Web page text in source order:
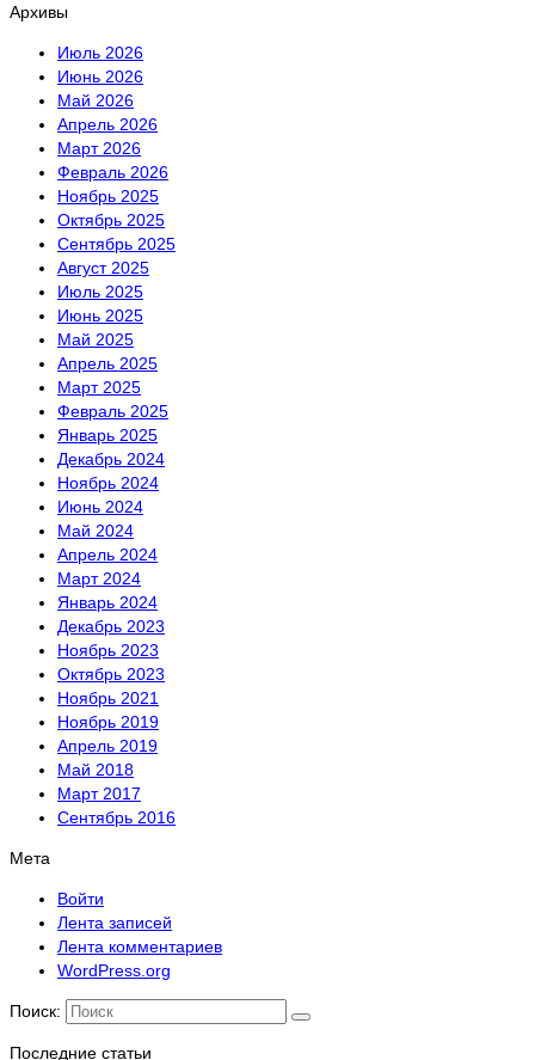
Архивы
Июль 2026
Июнь 2026
Май 2026
Апрель 2026
Март 2026
Февраль 2026
Ноябрь 2025
Октябрь 2025
Сентябрь 2025
Август 2025
Июль 2025
Июнь 2025
Май 2025
Апрель 2025
Март 2025
Февраль 2025
Январь 2025
Декабрь 2024
Ноябрь 2024
Июнь 2024
Май 2024
Апрель 2024
Март 2024
Январь 2024
Декабрь 2023
Ноябрь 2023
Октябрь 2023
Ноябрь 2021
Ноябрь 2019
Апрель 2019
Май 2018
Март 2017
Сентябрь 2016
Мета
Войти
Лента записей
Лента комментариев
WordPress.org
Поиск:
Последние статьи